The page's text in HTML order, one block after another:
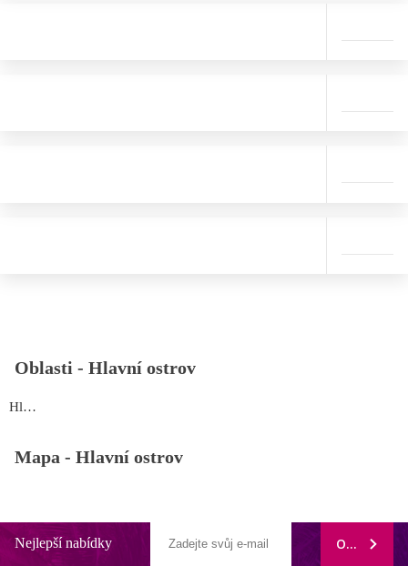
Oblasti - Hlavní ostrov
Hlavní ostrov
Mapa - Hlavní ostrov
Nejlepší nabídky ODEBÍRAT